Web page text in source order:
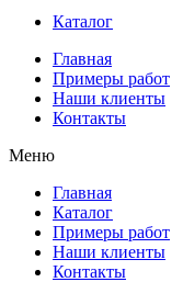
Каталог
Главная
Примеры работ
Наши клиенты
Контакты
Меню
Главная
Каталог
Примеры работ
Наши клиенты
Контакты